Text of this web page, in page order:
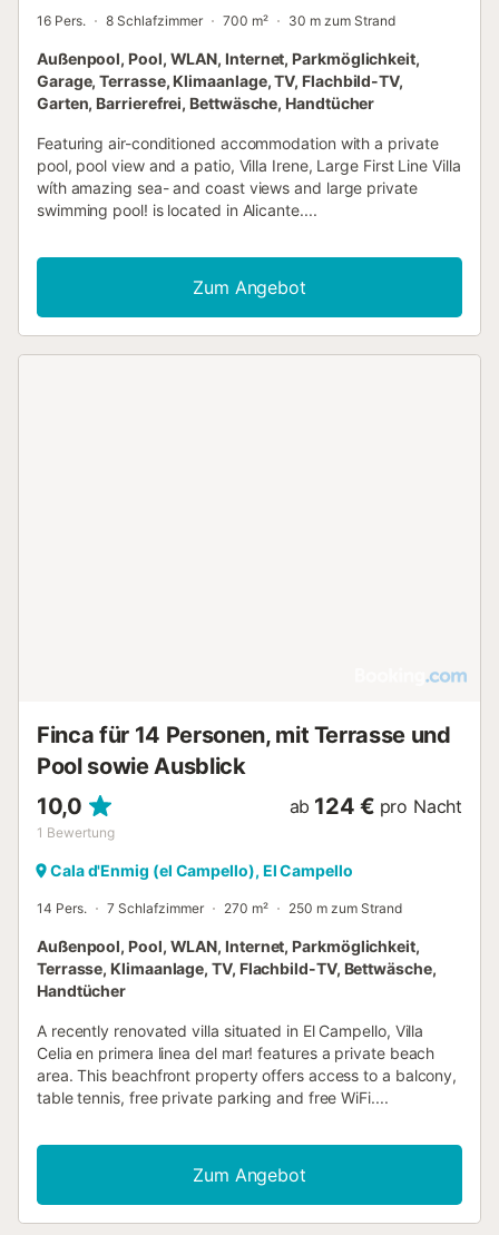
16 Pers. 8 Schlafzimmer 700 m² 30 m zum Strand
Außenpool, Pool, WLAN, Internet, Parkmöglichkeit,
Garage, Terrasse, Klimaanlage, TV, Flachbild-TV,
Garten, Barrierefrei, Bettwäsche, Handtücher
Featuring air-conditioned accommodation with a private
pool, pool view and a patio, Villa Irene, Large First Line Villa
wíth amazing sea- and coast views and large private
swimming pool! is located in Alicante....
Zum Angebot
Finca für 14 Personen, mit Terrasse und
Pool sowie Ausblick
10,0
1 Bewertung
ab 124 € pro Nacht
Cala d'Enmig (el Campello), El Campello
14 Pers. 7 Schlafzimmer 270 m² 250 m zum Strand
Außenpool, Pool, WLAN, Internet, Parkmöglichkeit,
Terrasse, Klimaanlage, TV, Flachbild-TV, Bettwäsche,
Handtücher
A recently renovated villa situated in El Campello, Villa
Celia en primera linea del mar! features a private beach
area. This beachfront property offers access to a balcony,
table tennis, free private parking and free WiFi....
Zum Angebot